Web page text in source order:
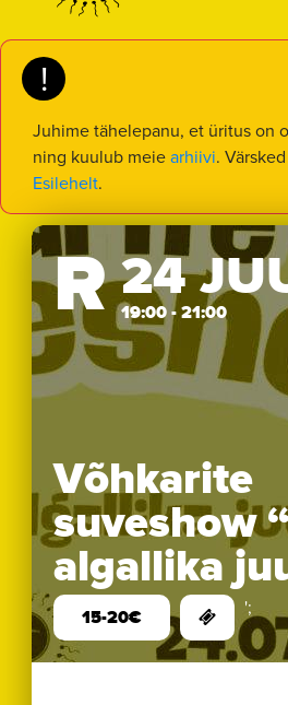
!
Juhime tähelepanu, et üritus on
ning kuulub meiearhiivi.
Esilehelt.
R 24
19:00 - 21:00
Võhkarite
suveshow
algallika
15-20€ ';